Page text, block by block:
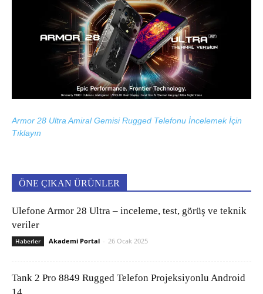
Armor 28 Ultra Amiral Gemisi Rugged Telefonu İncelemek İçin
Tıklayın
ÖNE ÇIKAN ÜRÜNLER
Ulefone Armor 28 Ultra – inceleme, test, görüş ve teknik
veriler
Haberler Akademi Portal - 26 Ocak 2025
Tank 2 Pro 8849 Rugged Telefon Projeksiyonlu Android
14